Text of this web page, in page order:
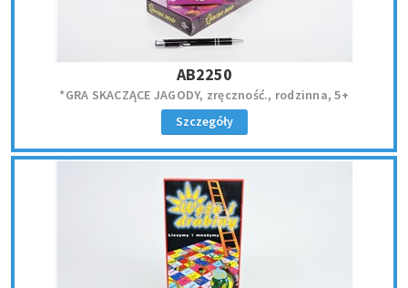
AB2250
*GRA SKACZĄCE JAGODY, zręczność., rodzinna, 5+
Szczegóły